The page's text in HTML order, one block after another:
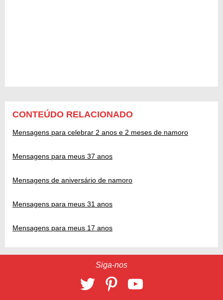
CONTEÚDO RELACIONADO
Mensagens para celebrar 2 anos e 2 meses de namoro
Mensagens para meus 37 anos
Mensagens de aniversário de namoro
Mensagens para meus 31 anos
Mensagens para meus 17 anos
Siga-nos